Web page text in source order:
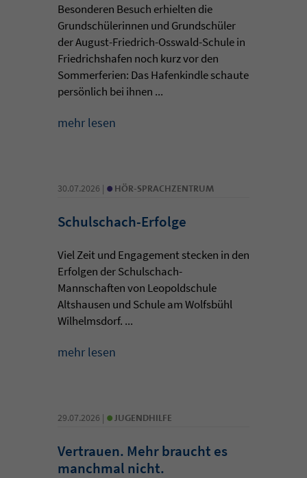
Besonderen Besuch erhielten die
Grundschülerinnen und Grundschüler
der August-Friedrich-Osswald-Schule in
Friedrichshafen noch kurz vor den
Sommerferien: Das Hafenkindle schaute
persönlich bei ihnen ...
mehr lesen
30.07.2026 | • HÖR-SPRACHZENTRUM
Schulschach-Erfolge
Viel Zeit und Engagement stecken in den
Erfolgen der Schulschach-
Mannschaften von Leopoldschule
Altshausen und Schule am Wolfsbühl
Wilhelmsdorf. ...
mehr lesen
29.07.2026 | • JUGENDHILFE
Vertrauen. Mehr braucht es
manchmal nicht.